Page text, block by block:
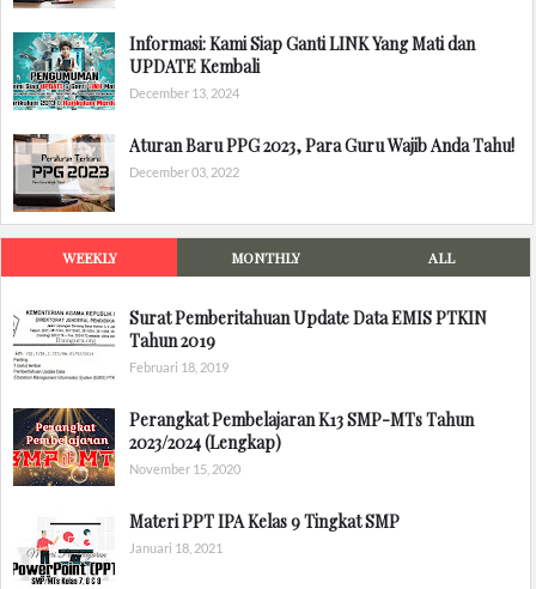
Informasi: Kami Siap Ganti LINK Yang Mati dan
UPDATE Kembali
December 13, 2024
Aturan Baru PPG 2023, Para Guru Wajib Anda Tahu!
December 03, 2022
WEEKLY MONTHLY ALL
Surat Pemberitahuan Update Data EMIS PTKIN
Tahun 2019
Februari 18, 2019
Perangkat Pembelajaran K13 SMP-MTs Tahun
2023/2024 (Lengkap)
November 15, 2020
Materi PPT IPA Kelas 9 Tingkat SMP
Januari 18, 2021